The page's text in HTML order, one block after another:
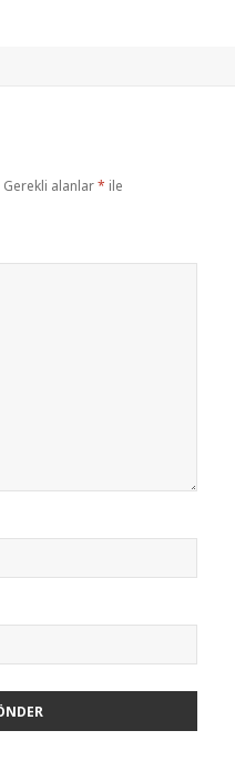
Gerekli alanlar* ile